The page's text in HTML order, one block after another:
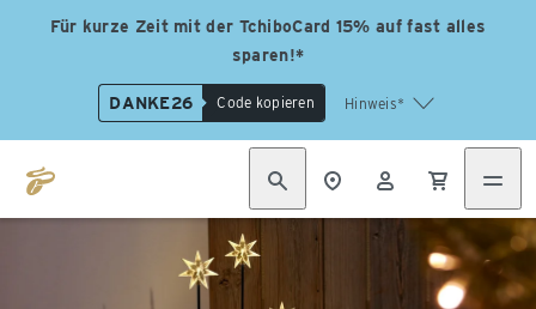
Für kurze Zeit mit der TchiboCard 15% auf fast alles
sparen!*
DANKE26 Code kopieren Hinweis*